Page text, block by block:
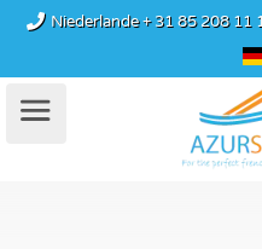
Niederlande+ 31 85 208 11